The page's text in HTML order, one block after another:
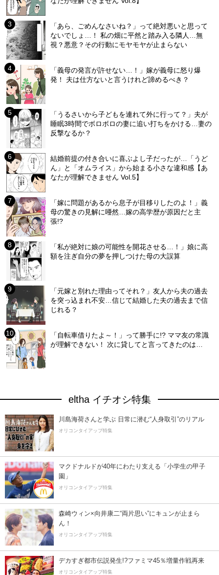
「あら、ごめんなさいね？」って絶対悪いと思って
ないでしょ…！ 私の畑に平然と踏み入る隣人…無
視？悪意？その行動にモヤモヤが止まらない
「義母の発言が許せない…！」嫁が義母に怒り爆
発！ 夫は仕方ないと言うけれど諦めるべき？
「うるさいから子どもを連れて外に行って？」夫が
睡眠3時間でボロボロの妻に追い打ちをかける…妻の
反撃なるか？
結婚前提の付き合いに喜ぶよし子だったが…「うど
ん」と「オムライス」から始まる小さな違和感【あ
なたが理解できません Vol.5】
「嫁に問題があるから息子が目移りしたのよ！」義
母の驚きの見解に唖然…嫁の高学歴が原因だと主
張!?
「私が絶対に娘の可能性を開花させる…！」娘に高
額を注ぎ自分の夢を押しつけた母の大誤算
「元嫁と別れた理由ってそれ？」友人から夫の過去
を突っ込まれ不安…信じて結婚した夫の過去まで信
じれる？
「自転車借りたよ～！」って勝手に!? ママ友の常識
が理解できない！ 次に貸してと言ってきたのは…
eltha イチオシ特集
川島海荷さんと学ぶ 日常に潜む“人身取引”のリアル
オリコンタイアップ特集
マクドナルドが40年にわたり支える「小学生の甲子
園」
オリコンタイアップ特集
森崎ウィン×向井康二“両片思い”にキュンが止まら
ん！
オリコンタイアップ特集
デカすぎ都市伝説発生!?ファミマ45％増量作戦再来
オリコンタイアップ特集